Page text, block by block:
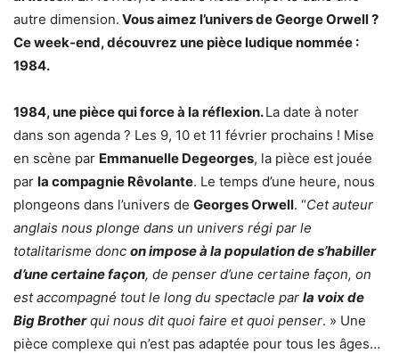
autre dimension. Vous aimez l’univers de George Orwell ?
Ce week-end, découvrez une pièce ludique nommée :
1984.
1984, une pièce qui force à la réflexion.La date à noter
dans son agenda ? Les 9, 10 et 11 février prochains ! Mise
en scène par Emmanuelle Degeorges, la pièce est jouée
par la compagnie Rêvolante. Le temps d’une heure, nous
plongeons dans l’univers de Georges Orwell. “Cet auteur
anglais nous plonge dans un univers régi par le
totalitarisme donc on impose à la population de s’habiller
d’une certaine façon, de penser d’une certaine façon, on
est accompagné tout le long du spectacle par la voix de
Big Brotherqui nous dit quoi faire et quoi penser. » Une
pièce complexe qui n’est pas adaptée pour tous les âges…